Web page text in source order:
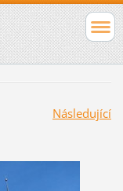
Následující